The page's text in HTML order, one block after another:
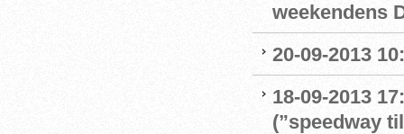
weekendens
20-09-2013
18-09-2013
(”speedway